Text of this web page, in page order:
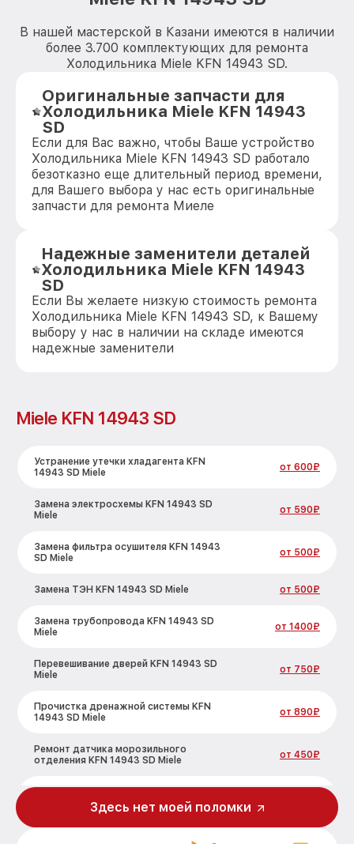
В нашей мастерской в Казани имеются в наличии
более 3.700 комплектующих для ремонта
Холодильника Miele KFN 14943 SD.
Оригинальные запчасти для
Холодильника Miele KFN 14943
SD
Если для Вас важно, чтобы Ваше устройство
Холодильника Miele KFN 14943 SD работало
безотказно еще длительный период времени,
для Вашего выбора у нас есть оригинальные
запчасти для ремонта Миеле
Надежные заменители деталей
Холодильника Miele KFN 14943
SD
Если Вы желаете низкую стоимость ремонта
Холодильника Miele KFN 14943 SD, к Вашему
выбору у нас в наличии на складе имеются
надежные заменители
Miele KFN 14943 SD
Устранение утечки хладагента KFN
14943 SD Miele
от 600₽
Замена электросхемы KFN 14943 SD
Miele
от 590₽
Замена фильтра осушителя KFN 14943
SD Miele
от 500₽
Замена ТЭН KFN 14943 SD Miele от 500₽
Замена трубопровода KFN 14943 SD
Miele
от 1400₽
Перевешивание дверей KFN 14943 SD
Miele
от 750₽
Прочистка дренажной системы KFN
14943 SD Miele
от 890₽
Ремонт датчика морозильного
отделения KFN 14943 SD Miele
от 450₽
14943 SD MieleЗдесь нет моей поломки